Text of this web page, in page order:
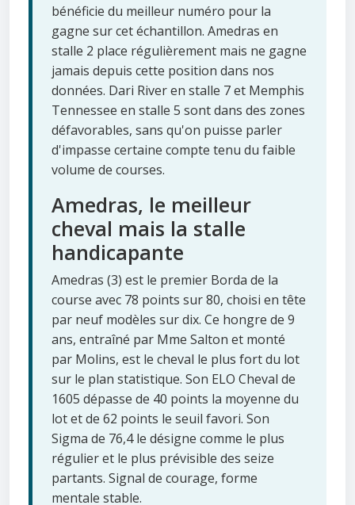
bénéficie du meilleur numéro pour la
gagne sur cet échantillon. Amedras en
stalle 2 place régulièrement mais ne gagne
jamais depuis cette position dans nos
données. Dari River en stalle 7 et Memphis
Tennessee en stalle 5 sont dans des zones
défavorables, sans qu'on puisse parler
d'impasse certaine compte tenu du faible
volume de courses.
Amedras, le meilleur
cheval mais la stalle
handicapante
Amedras (3) est le premier Borda de la
course avec 78 points sur 80, choisi en tête
par neuf modèles sur dix. Ce hongre de 9
ans, entraîné par Mme Salton et monté
par Molins, est le cheval le plus fort du lot
sur le plan statistique. Son ELO Cheval de
1605 dépasse de 40 points la moyenne du
lot et de 62 points le seuil favori. Son
Sigma de 76,4 le désigne comme le plus
régulier et le plus prévisible des seize
partants. Signal de courage, forme
mentale stable.